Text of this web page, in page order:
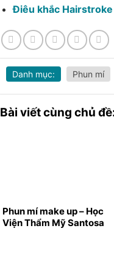
Điêu khắc
Danh mục: Phun mí
Bài viết cùng chủ
Phun mí make up – Học
Viện Thẩm Mỹ Santosa